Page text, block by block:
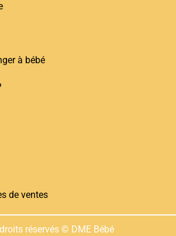
à bébé
de ventes
réservés © DME Bébé